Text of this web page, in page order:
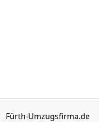
Fürth-Umzugsfirma.de